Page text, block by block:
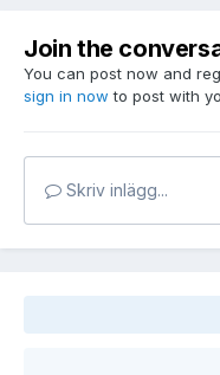
Join the
You can post now and
sign in now to post with
Skriv inlägg...